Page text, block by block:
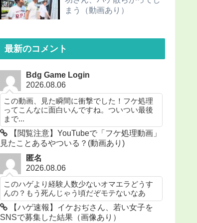
まう（動画あり）
最新のコメント
Bdg Game Login
2026.08.06
この動画、見た瞬間に衝撃でした！フケ処理
ってこんなに面白いんですね。ついつい最後
まで...
【閲覧注意】YouTubeで「フケ処理動画」
見たことあるやついる？(動画あり)
匿名
2026.08.06
このハゲより経験人数少ないオマエラどうす
んの？もう死んじゃう頃だぞモテないなあ
【ハゲ速報】イケおぢさん、若い女子を
SNSで募集した結果（画像あり）